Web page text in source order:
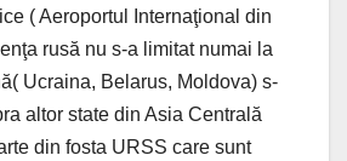
( Aeroportul Internaţional din
rusă nu s-a limitat numai la
Ucraina, Belarus, Moldova) s-
altor state din Asia Centrală
din fosta URSS care sunt